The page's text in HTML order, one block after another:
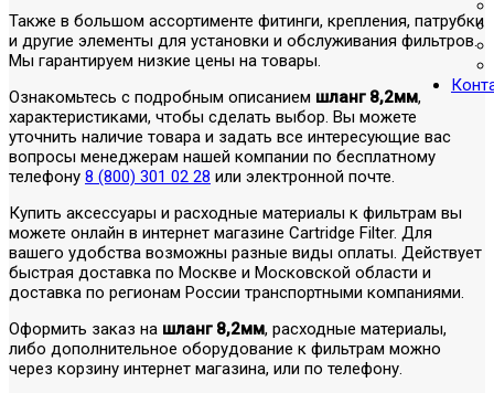
Также в большом ассортименте фитинги, крепления, патрубки
и другие элементы для установки и обслуживания фильтров.
Мы гарантируем низкие цены на товары.
Ознакомьтесь с подробным описанием шланг 8,2мм,
характеристиками, чтобы сделать выбор. Вы можете
уточнить наличие товара и задать все интересующие вас
вопросы менеджерам нашей компании по бесплатному
телефону 8 (800) 301 02 28 или электронной почте.
Купить аксессуары и расходные материалы к фильтрам вы
можете онлайн в интернет магазине Cartridge Filter. Для
вашего удобства возможны разные виды оплаты. Действует
быстрая доставка по Москве и Московской области и
доставка по регионам России транспортными компаниями.
Оформить заказ на шланг 8,2мм, расходные материалы,
либо дополнительное оборудование к фильтрам можно
через корзину интернет магазина, или по телефону.